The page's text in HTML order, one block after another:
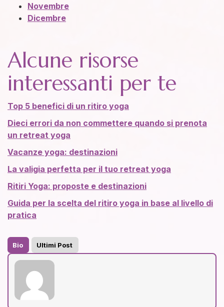
Novembre
Dicembre
Alcune risorse
interessanti per te
Top 5 benefici di un ritiro yoga
Dieci errori da non commettere quando si prenota
un retreat yoga
Vacanze yoga: destinazioni
La valigia perfetta per il tuo retreat yoga
Ritiri Yoga: proposte e destinazioni
Guida per la scelta del ritiro yoga in base al livello di
pratica
Bio Ultimi Post